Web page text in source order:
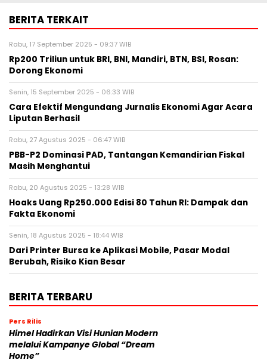
BERITA TERKAIT
Rabu, 17 September 2025 - 09:37 WIB
Rp200 Triliun untuk BRI, BNI, Mandiri, BTN, BSI, Rosan:
Dorong Ekonomi
Senin, 15 September 2025 - 06:33 WIB
Cara Efektif Mengundang Jurnalis Ekonomi Agar Acara
Liputan Berhasil
Rabu, 27 Agustus 2025 - 06:47 WIB
PBB-P2 Dominasi PAD, Tantangan Kemandirian Fiskal
Masih Menghantui
Rabu, 20 Agustus 2025 - 13:28 WIB
Hoaks Uang Rp250.000 Edisi 80 Tahun RI: Dampak dan
Fakta Ekonomi
Senin, 18 Agustus 2025 - 18:44 WIB
Dari Printer Bursa ke Aplikasi Mobile, Pasar Modal
Berubah, Risiko Kian Besar
BERITA TERBARU
Pers Rilis
Himel Hadirkan Visi Hunian Modern
melalui Kampanye Global “Dream
Home”